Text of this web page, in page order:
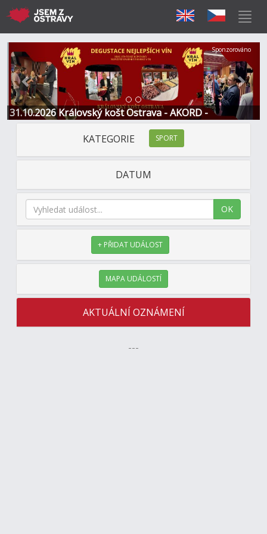
31.10.2026 Královský košt Ostrava - AKORD -
Restaurace a Hotel
Předchozí Další
Sponzorováno
KATEGORIE SPORT
DATUM
OK
+ PŘIDAT UDÁLOST
MAPA UDÁLOSTÍ
AKTUÁLNÍ OZNÁMENÍ
---